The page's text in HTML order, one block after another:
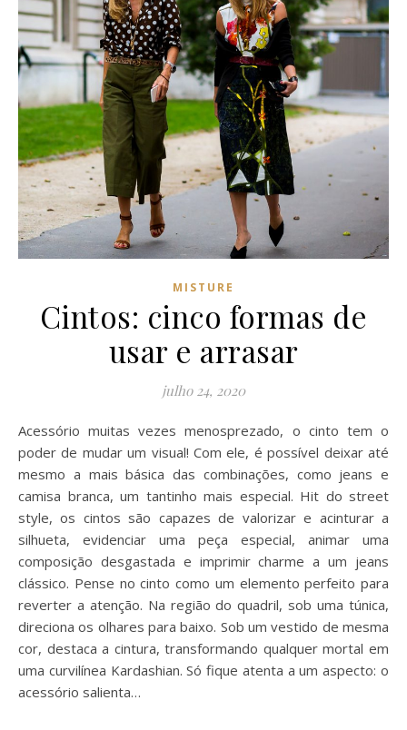
MISTURE
Cintos: cinco formas de
usar e arrasar
julho 24, 2020
Acessório muitas vezes menosprezado, o cinto tem o
poder de mudar um visual! Com ele, é possível deixar até
mesmo a mais básica das combinações, como jeans e
camisa branca, um tantinho mais especial. Hit do street
style, os cintos são capazes de valorizar e acinturar a
silhueta, evidenciar uma peça especial, animar uma
composição desgastada e imprimir charme a um jeans
clássico. Pense no cinto como um elemento perfeito para
reverter a atenção. Na região do quadril, sob uma túnica,
direciona os olhares para baixo. Sob um vestido de mesma
cor, destaca a cintura, transformando qualquer mortal em
uma curvilínea Kardashian. Só fique atenta a um aspecto: o
acessório salienta…